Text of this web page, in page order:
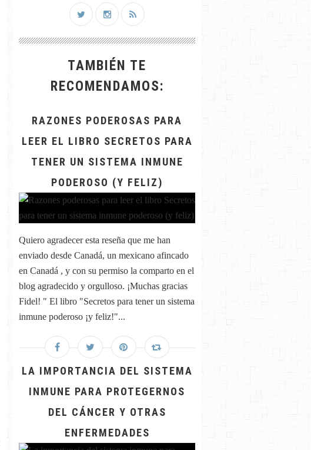
TAMBIÉN TE
RECOMENDAMOS:
RAZONES PODEROSAS PARA
LEER EL LIBRO SECRETOS PARA
TENER UN SISTEMA INMUNE
PODEROSO (Y FELIZ)
Quiero agradecer esta reseña que me han
enviado desde Canadá, un mexicano afincado
en Canadá , y con su permiso la comparto en el
blog agradecido y orgulloso. ¡Muchas gracias
Fidel! " El libro "Secretos para tener un sistema
inmune poderoso ¡y feliz!"...
LA IMPORTANCIA DEL SISTEMA
INMUNE PARA PROTEGERNOS
DEL CÁNCER Y OTRAS
ENFERMEDADES